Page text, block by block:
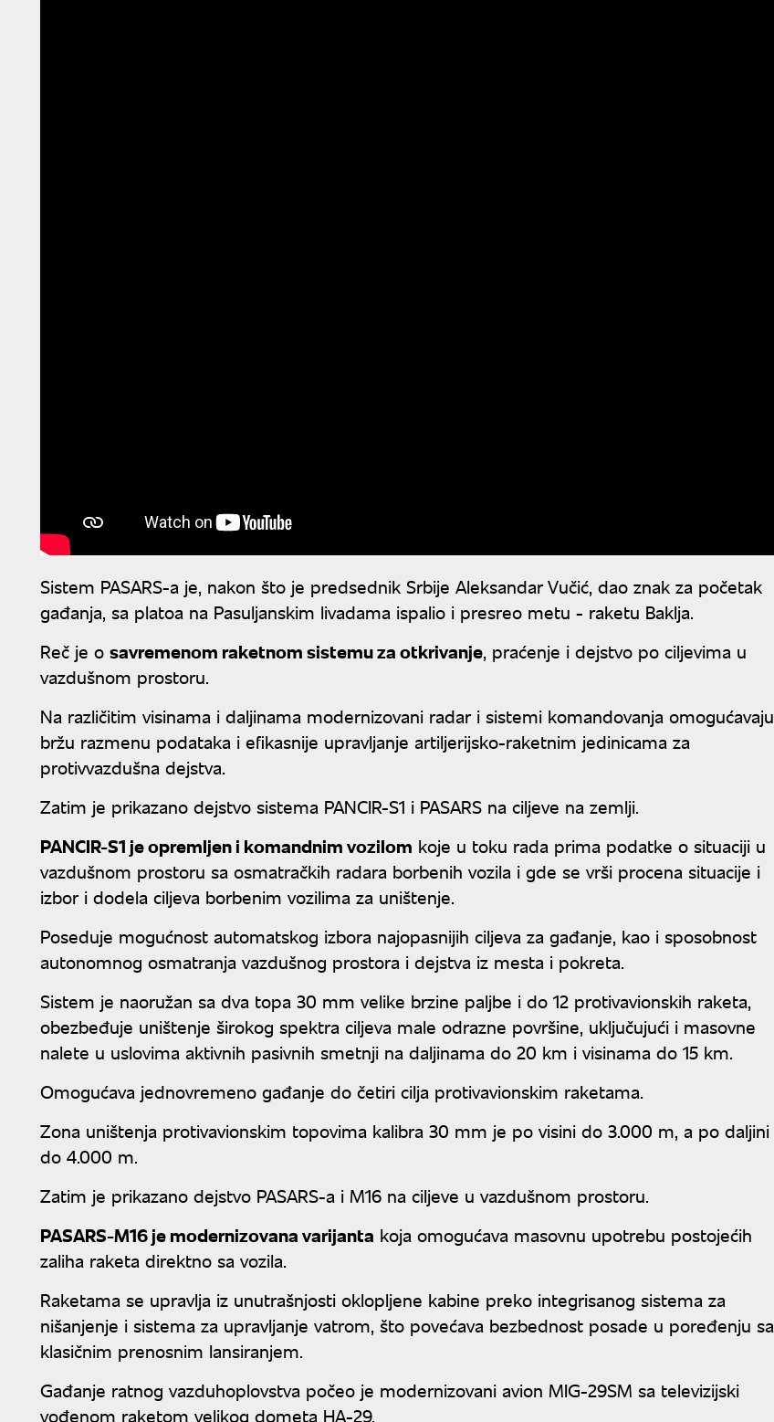
Sistem PASARS-a je, nakon što je predsednik Srbije Aleksandar Vučić, dao znak za početak
gađanja, sa platoa na Pasuljanskim livadama ispalio i presreo metu - raketu Baklja.
Reč je o savremenom raketnom sistemu za otkrivanje, praćenje i dejstvo po ciljevima u
vazdušnom prostoru.
Na različitim visinama i daljinama modernizovani radar i sistemi komandovanja omogućavaju
bržu razmenu podataka i efikasnije upravljanje artiljerijsko-raketnim jedinicama za
protivvazdušna dejstva.
Zatim je prikazano dejstvo sistema PANCIR-S1 i PASARS na ciljeve na zemlji.
PANCIR-S1 je opremljen i komandnim vozilom koje u toku rada prima podatke o situaciji u
vazdušnom prostoru sa osmatračkih radara borbenih vozila i gde se vrši procena situacije i
izbor i dodela ciljeva borbenim vozilima za uništenje.
Poseduje mogućnost automatskog izbora najopasnijih ciljeva za gađanje, kao i sposobnost
autonomnog osmatranja vazdušnog prostora i dejstva iz mesta i pokreta.
Sistem je naoružan sa dva topa 30 mm velike brzine paljbe i do 12 protivavionskih raketa,
obezbeđuje uništenje širokog spektra ciljeva male odrazne površine, uključujući i masovne
nalete u uslovima aktivnih pasivnih smetnji na daljinama do 20 km i visinama do 15 km.
Omogućava jednovremeno gađanje do četiri cilja protivavionskim raketama.
Zona uništenja protivavionskim topovima kalibra 30 mm je po visini do 3.000 m, a po daljini
do 4.000 m.
Zatim je prikazano dejstvo PASARS-a i M16 na ciljeve u vazdušnom prostoru.
PASARS-M16 je modernizovana varijanta koja omogućava masovnu upotrebu postojećih
zaliha raketa direktno sa vozila.
Raketama se upravlja iz unutrašnjosti oklopljene kabine preko integrisanog sistema za
nišanjenje i sistema za upravljanje vatrom, što povećava bezbednost posade u poređenju sa
klasičnim prenosnim lansiranjem.
Gađanje ratnog vazduhoplovstva počeo je modernizovani avion MIG-29SM sa televizijski
vođenom raketom velikog dometa HA-29.